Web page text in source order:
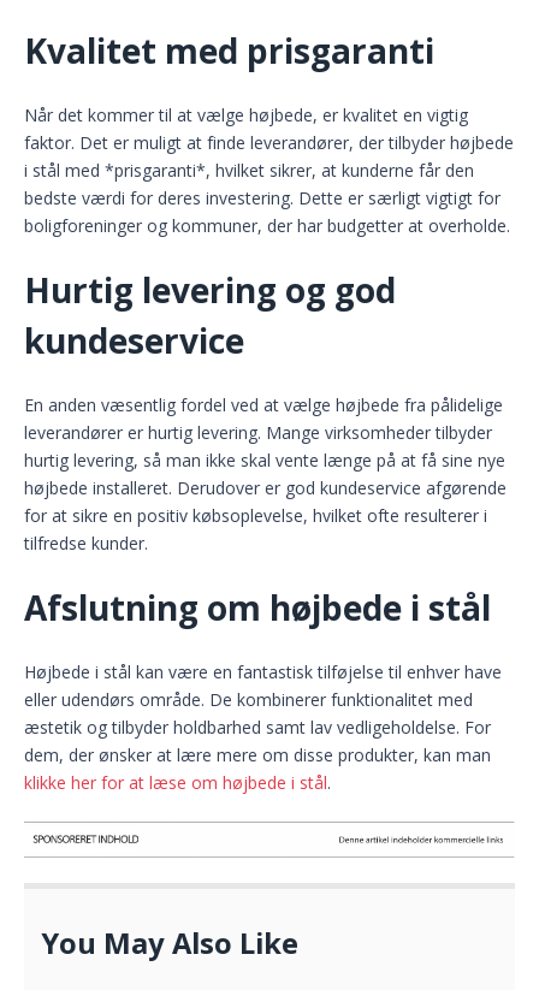
Kvalitet med prisgaranti
Når det kommer til at vælge højbede, er kvalitet en vigtig
faktor. Det er muligt at finde leverandører, der tilbyder højbede
i stål med *prisgaranti*, hvilket sikrer, at kunderne får den
bedste værdi for deres investering. Dette er særligt vigtigt for
boligforeninger og kommuner, der har budgetter at overholde.
Hurtig levering og god
kundeservice
En anden væsentlig fordel ved at vælge højbede fra pålidelige
leverandører er hurtig levering. Mange virksomheder tilbyder
hurtig levering, så man ikke skal vente længe på at få sine nye
højbede installeret. Derudover er god kundeservice afgørende
for at sikre en positiv købsoplevelse, hvilket ofte resulterer i
tilfredse kunder.
Afslutning om højbede i stål
Højbede i stål kan være en fantastisk tilføjelse til enhver have
eller udendørs område. De kombinerer funktionalitet med
æstetik og tilbyder holdbarhed samt lav vedligeholdelse. For
dem, der ønsker at lære mere om disse produkter, kan man
klikke her for at læse om højbede i stål.
You May Also Like